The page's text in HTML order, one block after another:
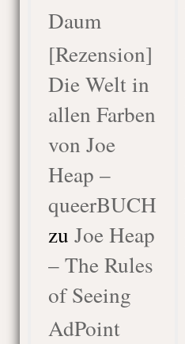
Daum
[Rezension]
Die Welt in
allen Farben
von Joe
Heap –
queerBUCH
zu Joe Heap
– The Rules
of Seeing
AdPoint